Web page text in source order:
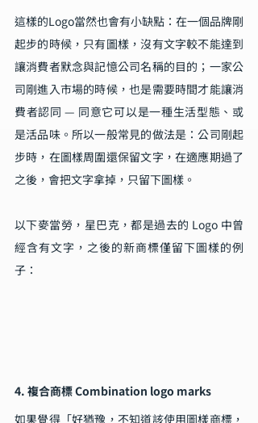
這樣的Logo當然也會有小缺點：在一個品牌剛
起步的時候，只有圖樣，沒有文字較不能達到
讓消費者默念與記憶公司名稱的目的；一家公
司剛進入市場的時候，也是需要時間才能讓消
費者認同 — 同意它可以是一種生活型態、或
是活品味。所以一般常見的做法是：公司剛起
步時，在圖樣周圍還保留文字，在適應期過了
之後，會把文字拿掉，只留下圖樣。
以下麥當勞，星巴克，都是過去的 Logo 中曾
經含有文字，之後的新商標僅留下圖樣的例
子：
4. 複合商標 Combination logo marks
如果覺得「好猶豫，不知道該使用圖樣商標，